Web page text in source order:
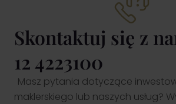
Skontaktuj się z
12 4223100
Masz pytania dotyczące
maklerskiego lub naszych usług?